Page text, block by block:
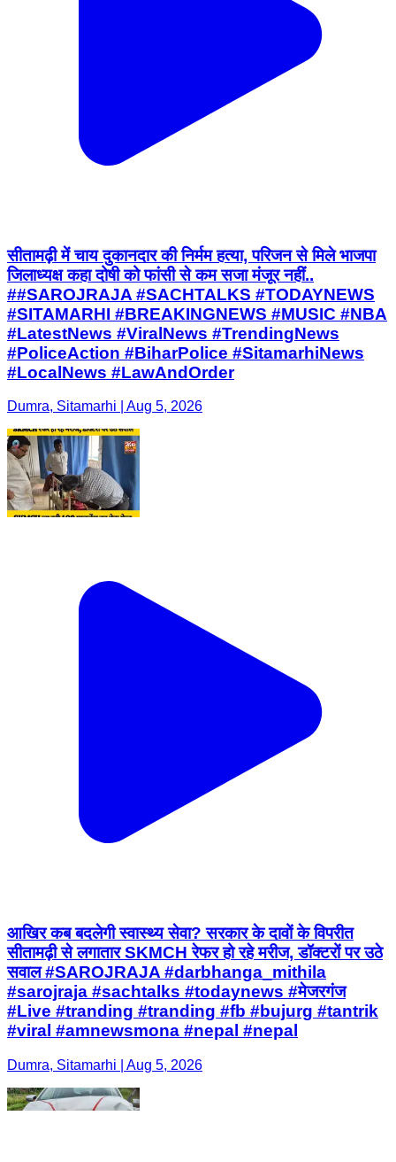
सीतामढ़ी में चाय दुकानदार की निर्मम हत्या, परिजन से मिले भाजपा
जिलाध्यक्ष कहा दोषी को फांसी से कम सजा मंजूर नहीं..
##SAROJRAJA #SACHTALKS #TODAYNEWS
#SITAMARHI #BREAKINGNEWS #MUSIC #NBA
#LatestNews #ViralNews #TrendingNews
#PoliceAction #BiharPolice #SitamarhiNews
#LocalNews #LawAndOrder
Dumra, Sitamarhi | Aug 5, 2026
आखिर कब बदलेगी स्वास्थ्य सेवा? सरकार के दावों के विपरीत
सीतामढ़ी से लगातार SKMCH रेफर हो रहे मरीज, डॉक्टरों पर उठे
सवाल #SAROJRAJA #darbhanga_mithila
#sarojraja #sachtalks #todaynews #मेजरगंज
#Live #tranding #tranding #fb #bujurg #tantrik
#viral #amnewsmona #nepal #nepal
Dumra, Sitamarhi | Aug 5, 2026